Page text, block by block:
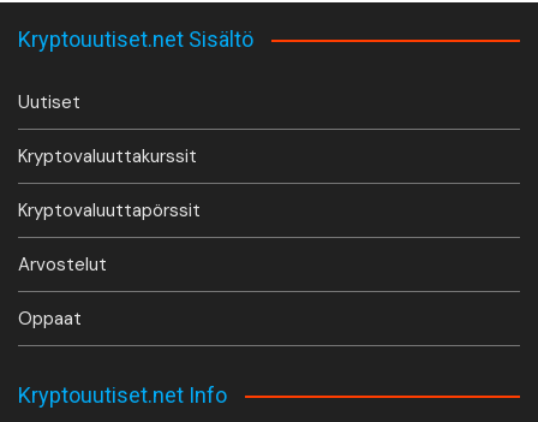
Kryptouutiset.net Sisältö
Uutiset
Kryptovaluuttakurssit
Kryptovaluuttapörssit
Arvostelut
Oppaat
Kryptouutiset.net Info